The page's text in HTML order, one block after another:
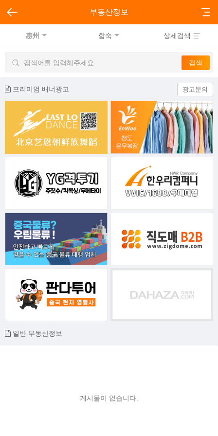
부동산정보
惠州 합숙 상세검색
프리미엄 배너광고 광고문의
일반 부동산정보
게시물이 없습니다.